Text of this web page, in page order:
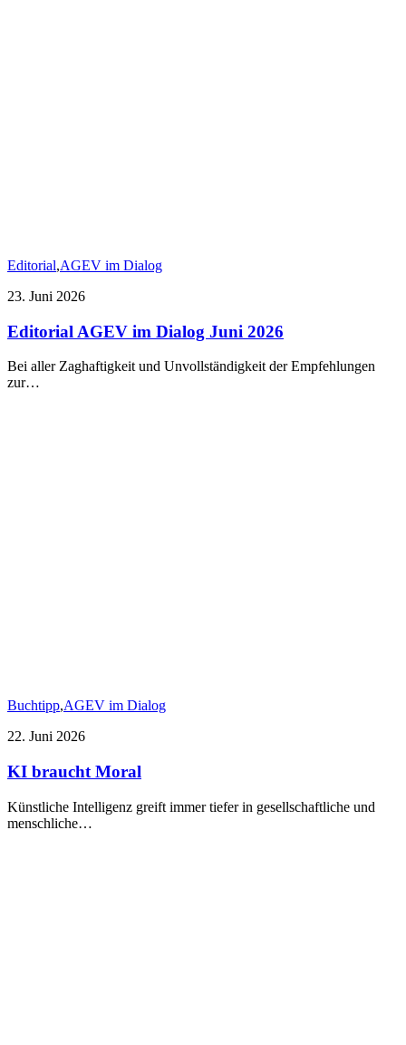
Editorial,AGEV im Dialog
23. Juni 2026
Editorial AGEV im Dialog Juni 2026
Bei aller Zaghaftigkeit und Unvollständigkeit der Empfehlungen
zur…
Buchtipp,AGEV im Dialog
22. Juni 2026
KI braucht Moral
Künstliche Intelligenz greift immer tiefer in gesellschaftliche und
menschliche…